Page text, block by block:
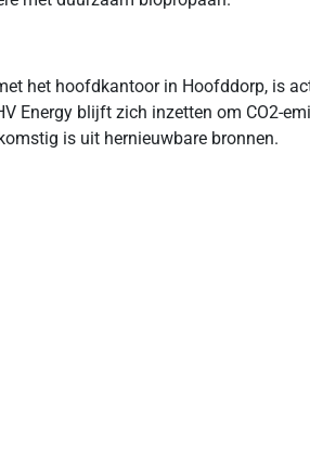
het hoofdkantoor in Hoofddorp, is
Energy blijft zich inzetten om CO2-
is uit hernieuwbare bronnen.